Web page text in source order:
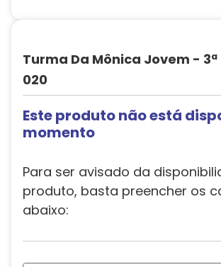
Turma Da Mônica Jovem -
020
Este produto não está
momento
Para ser avisado da
produto, basta preencher os
abaixo: